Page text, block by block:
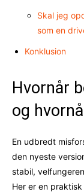
Skal jeg
som en
Konklusion
Hvornår
og
En udbredt
den nyeste
stabil,
Her er en